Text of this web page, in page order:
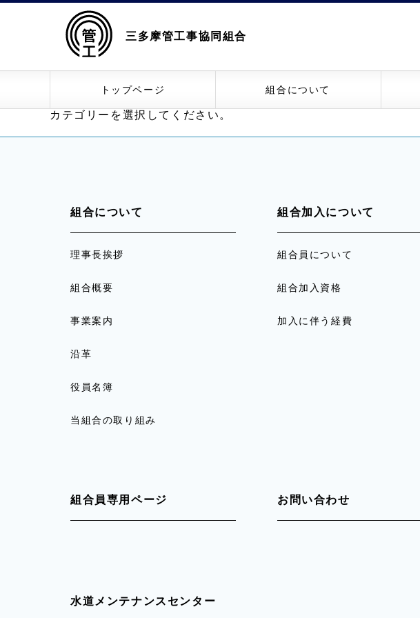
三多摩管工事協同組合
トップページ 組合について
カテゴリーを選択してください。
組合について
理事長挨拶
組合概要
事業案内
沿革
役員名簿
当組合の取り組み
組合加入について
組合員について
組合加入資格
加入に伴う経費
組合員専用ページ お問い合わせ
水道メンテナンスセンター